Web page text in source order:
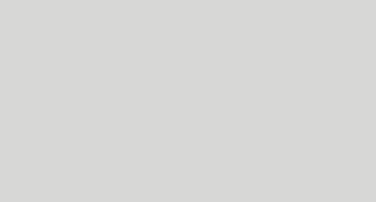
[GK] No More Room in
[GK] Un chatbot Atelier